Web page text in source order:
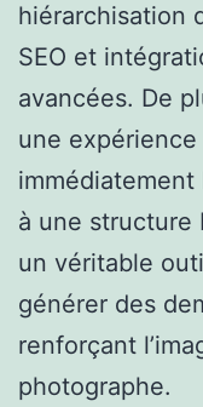
hiérarchisation
SEO et
avancées. De
une
immédiatement
à une structure
un véritable
générer des
renforçant
photographe.